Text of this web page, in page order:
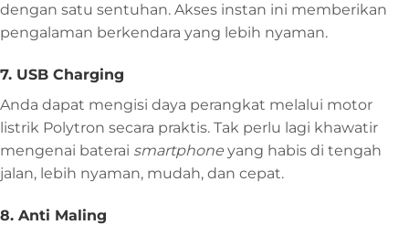
dengan satu sentuhan. Akses instan ini memberikan
pengalaman berkendara yang lebih nyaman.
7. USB Charging
Anda dapat mengisi daya perangkat melalui motor
listrik Polytron secara praktis. Tak perlu lagi khawatir
mengenai baterai smartphone yang habis di tengah
jalan, lebih nyaman, mudah, dan cepat.
8. Anti Maling